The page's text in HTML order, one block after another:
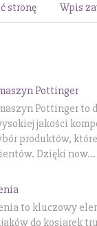
stronę Wpis
Pottinger
Pottinger to
jakości
produktów,
Dzięki now...
to kluczowy
do kosiarek